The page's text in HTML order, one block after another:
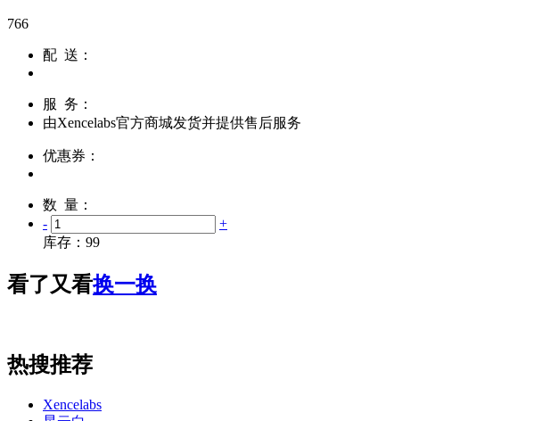
766
配 送：
服 务：
由Xencelabs官方商城发货并提供售后服务
优惠券：
数 量：
-
+
库存： 99
看了又看换一换
热搜推荐
Xencelabs